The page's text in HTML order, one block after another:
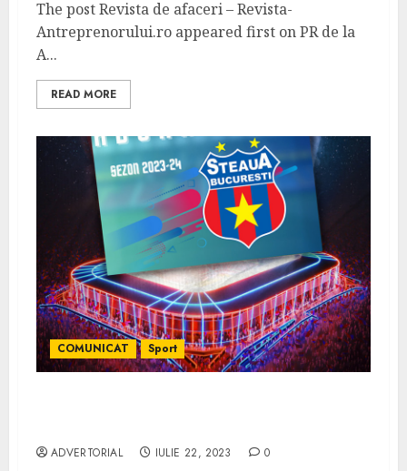
The post Revista de afaceri – Revista-
Antreprenorului.ro appeared first on PR de la
A...
READ MORE
COMUNICAT Sport
ADVERTORIAL IULIE 22, 2023 0